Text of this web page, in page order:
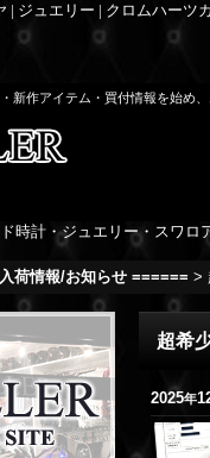
| ジュエリー | クロムハーツ
新作アイテム・買付情報を始め
時計・ジュエリー・スワロ
荷情報/お知らせ ====== >
超希
2025年